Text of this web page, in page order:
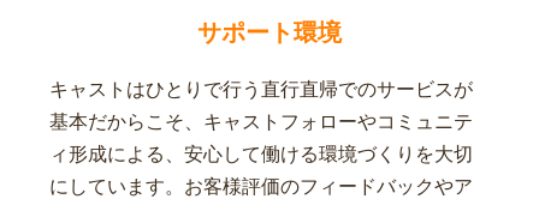
サポート環境
キャストはひとりで行う直行直帰でのサービスが
基本だからこそ、キャストフォローやコミュニテ
ィ形成による、安心して働ける環境づくりを大切
にしています。お客様評価のフィードバックやア